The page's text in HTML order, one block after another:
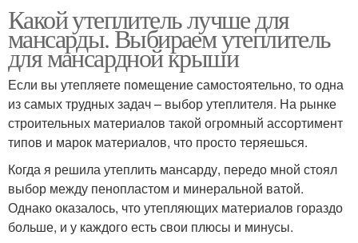
Какой утеплитель лучше для
мансарды. Выбираем утеплитель
для мансардной крыши
Если вы утепляете помещение самостоятельно, то одна
из самых трудных задач – выбор утеплителя. На рынке
строительных материалов такой огромный ассортимент
типов и марок материалов, что просто теряешься.
Когда я решила утеплить мансарду, передо мной стоял
выбор между пенопластом и минеральной ватой.
Однако оказалось, что утепляющих материалов гораздо
больше, и у каждого есть свои плюсы и минусы.